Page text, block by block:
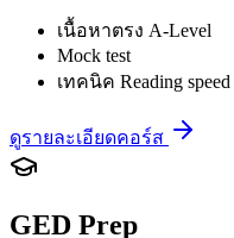
เนื้อหาตรง A-Level
Mock test
เทคนิค Reading speed
ดูรายละเอียดคอร์ส
GED Prep